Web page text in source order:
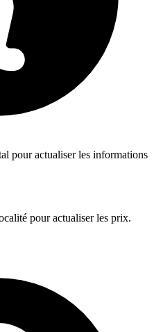
pour actualiser les informations
pour actualiser les prix.